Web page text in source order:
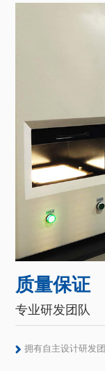
质量保证
专业研发团队
拥有自主设计研发团